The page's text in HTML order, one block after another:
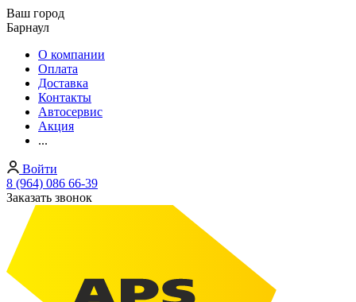
Ваш город
Барнаул
О компании
Оплата
Доставка
Контакты
Автосервис
Акция
...
Войти
8 (964) 086 66-39
Заказать звонок